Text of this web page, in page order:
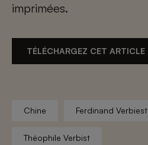
imprimées.
TÉLÉCHARGEZ CET ARTICLE
Chine Ferdinand Verbiest
Théophile Verbist